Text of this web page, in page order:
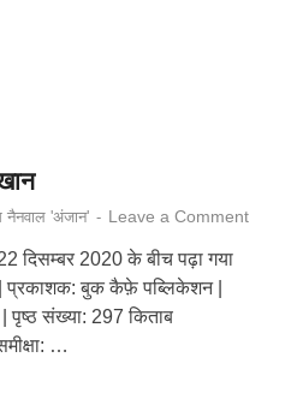
नैनवाल 'अंजान' - Leave a Comment
दिसम्बर 2020 के बीच पढ़ा गया
प्रकाशक: बुक कैफ़े पब्लिकेशन |
संख्या: 297 किताब
…